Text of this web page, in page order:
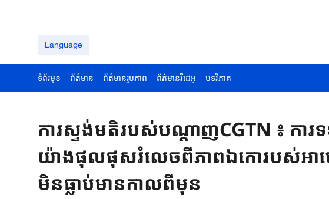
Language
ទំព័រមុខ ព័ត៌មាន ព័ត៌មានរូបភាព ព័ត៌មានវីដេអូ បទវិភាគ
ការស្ទង់មតិរបស់បណ្តាញCGTN ៖ ការ
យ៉ាងផុលផុសរំលេចពីភាពឯកោរបស់អា
មិនធ្លាប់មានកាលពីមុន